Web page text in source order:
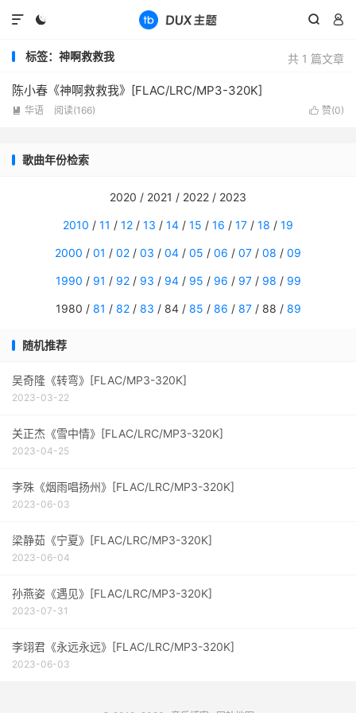
  

共 1 篇文章
标签：神啊救救我
陈小春《神啊救救我》[FLAC/LRC/MP3-320K]
 赞(0)
 华语 阅读(166)
歌曲年份检索
2020 / 2021 / 2022 / 2023
2010 / 11 / 12 / 13 / 14 / 15 / 16 / 17 / 18 / 19
2000 / 01 / 02 / 03 / 04 / 05 / 06 / 07 / 08 / 09
1990 / 91 / 92/ 93 / 94/ 95 / 96 / 97/ 98 / 99
1980 / 81 / 82/ 83 / 84 / 85 / 86 / 87/ 88 / 89
随机推荐
吴奇隆《转弯》[FLAC/MP3-320K]
2023-03-22
关正杰《雪中情》[FLAC/LRC/MP3-320K]
2023-04-25
李殊《烟雨唱扬州》[FLAC/LRC/MP3-320K]
2023-06-03
梁静茹《宁夏》[FLAC/LRC/MP3-320K]
2023-06-04
孙燕姿《遇见》[FLAC/LRC/MP3-320K]
2023-07-31
李翊君《永远永远》[FLAC/LRC/MP3-320K]
2023-06-03